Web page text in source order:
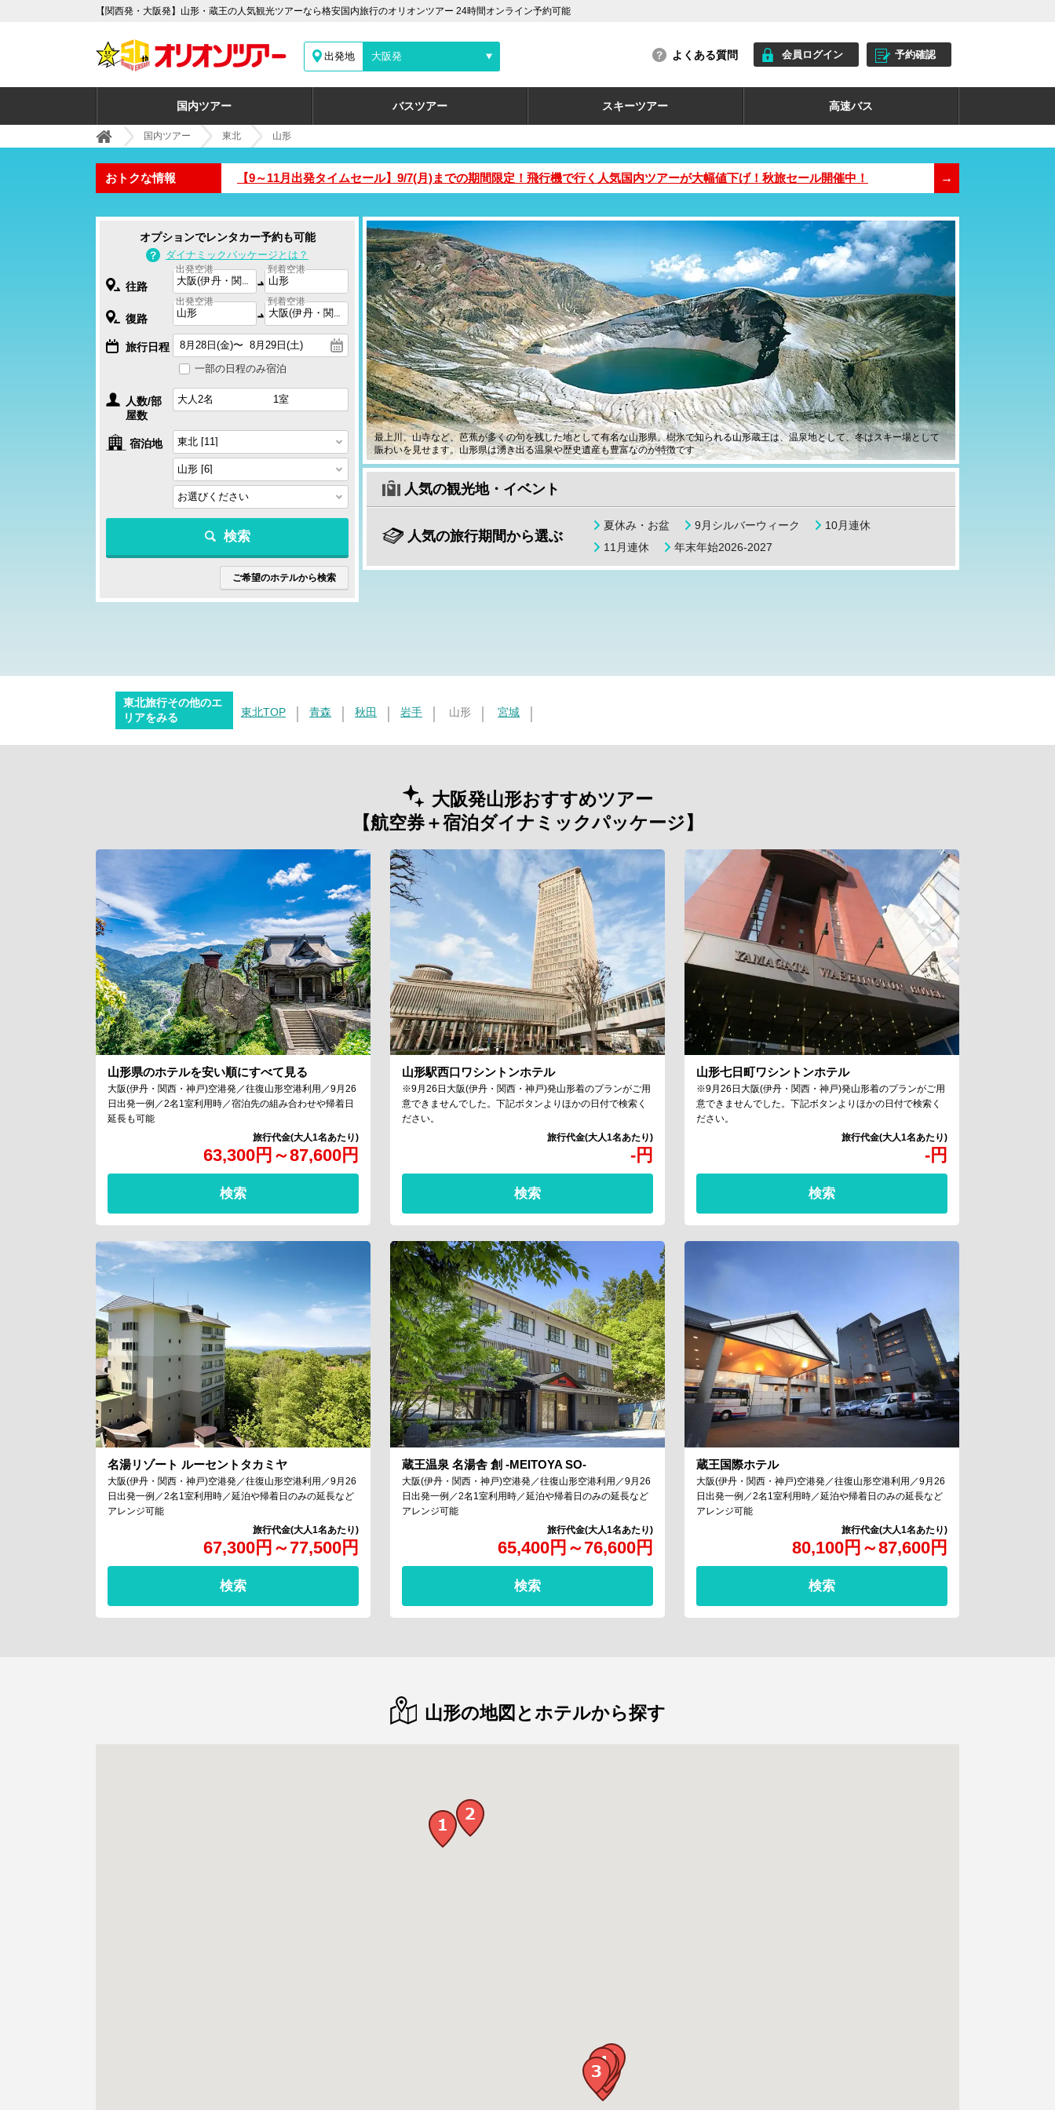
【関西発・大阪発】山形・蔵王の人気観光ツアーなら格安国内旅行のオリオンツアー 24時間オンライン予約可能
出発地 大阪発 よくある質問 会員ログイン 予約確認
国内ツアー バスツアー スキーツアー 高速バス
国内ツアー 東北 山形
おトクな情報 【9～11月出発タイムセール】9/7(月)までの期間限定！飛行機で行く人気国内ツアーが大幅値下げ！秋旅セール開催中！
最上川、山寺など、芭蕉が多くの句を残した地として有名な山形県。樹氷で知られる山形蔵王は、温泉地として、冬はスキー場として
賑わいを見せます。山形県は湧き出る温泉や歴史遺産も豊富なのが特徴です
人気の観光地・イベント
人気の旅行期間から選ぶ
夏休み・お盆 9月シルバーウィーク
10月連休
11月連休
年末年始2026-2027
オプションでレンタカー予約も可能
ダイナミックパッケージとは？
往路
出発空港 到着空港
復路
出発空港 到着空港
旅行日程
一部の日程のみ宿泊
人数/部
屋数
宿泊地
検索
ご希望のホテルから検索
東北旅行その他のエ
リアをみる
東北TOP 青森 秋田 岩手 山形 宮城
大阪発山形おすすめツアー
【航空券＋宿泊ダイナミックパッケージ】
山形県のホテルを安い順にすべて見る
63,300円 ～87,600円
大阪(伊丹・関西・神戸)空港発／往復山形空港利用／9月26
日出発一例／2名1室利用時／宿泊先の組み合わせや帰着日
延長も可能
検索
山形駅西口ワシントンホテル
-円
※9月26日大阪(伊丹・関西・神戸)発山形着のプランがご用
意できませんでした。下記ボタンよりほかの日付で検索く
ださい。
検索
山形七日町ワシントンホテル
-円
※9月26日大阪(伊丹・関西・神戸)発山形着のプランがご用
意できませんでした。下記ボタンよりほかの日付で検索く
ださい。
検索
名湯リゾート ルーセントタカミヤ
67,300円 ～77,500円
大阪(伊丹・関西・神戸)空港発／往復山形空港利用／9月26
日出発一例／2名1室利用時／延泊や帰着日のみの延長など
アレンジ可能
検索
蔵王温泉 名湯舎 創 -MEITOYA SO-
65,400円 ～76,600円
大阪(伊丹・関西・神戸)空港発／往復山形空港利用／9月26
日出発一例／2名1室利用時／延泊や帰着日のみの延長など
アレンジ可能
検索
蔵王国際ホテル
80,100円 ～87,600円
大阪(伊丹・関西・神戸)空港発／往復山形空港利用／9月26
日出発一例／2名1室利用時／延泊や帰着日のみの延長など
アレンジ可能
検索
山形の地図とホテルから探す